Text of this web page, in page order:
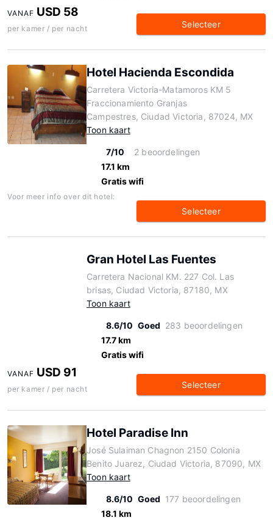
VANAF USD 58
per kamer / per nacht Selecteer
Hotel Hacienda Escondida
Carretera Victoria-Matamoros KM 5
Fraccionamiento Granjas
Campestres, Ciudad Victoria, 87024, MX
Toon kaart
7/10
2 beoordelingen
17.1 km
Gratis wifi
Voor meer info over dit hotel:
Selecteer
Gran Hotel Las Fuentes
Carretera Nacional KM. 227 Col. Las
brisas, Ciudad Victoria, 87180, MX
Toon kaart
8.6/10 Goed 283 beoordelingen
17.7 km
Gratis wifi
VANAF USD 91
per kamer / per nacht Selecteer
Hotel Paradise Inn
José Sulaiman Chagnon 2150 Colonia
Benito Juarez, Ciudad Victoria, 87090, MX
Toon kaart
8.6/10 Goed 177 beoordelingen
18.1 km